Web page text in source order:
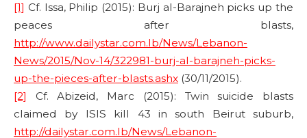
[1] Cf. Issa, Philip (2015): Burj al-Barajneh picks up the
peaces after blasts,
http://www.dailystar.com.lb/News/Lebanon-
News/2015/Nov-14/322981-burj-al-barajneh-picks-
up-the-pieces-after-blasts.ashx (30/11/2015).
[2]
Cf. Abizeid, Marc (2015): Twin suicide blasts
claimed by ISIS kill 43 in south Beirut suburb,
http://dailystar.com.lb/News/Lebanon-